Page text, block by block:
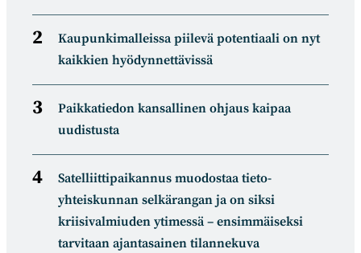
Kaupunkimalleissa piilevä potentiaali on nyt
kaikkien hyödynnettävissä
Paikkatiedon kansallinen ohjaus kaipaa
uudistusta
Satelliitti­paikannus muodostaa tieto­
yhteiskunnan selkä­rangan ja on siksi
kriisivalmiuden ytimessä – ensimmäiseksi
tarvitaan ajantasainen tilannekuva